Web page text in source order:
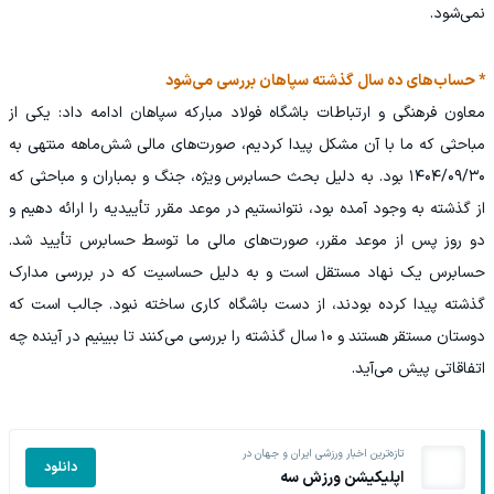
نمی‌شود.
* حساب‌های ده سال گذشته سپاهان بررسی می‌شود
معاون فرهنگی و ارتباطات باشگاه فولاد مبارکه سپاهان ادامه داد: یکی از
مباحثی که ما با آن مشکل پیدا کردیم، صورت‌های مالی شش‌ماهه منتهی به
۱۴۰۴/۰۹/۳۰ بود. به دلیل بحث حسابرس ویژه، جنگ و بمباران و مباحثی که
از گذشته به وجود آمده بود، نتوانستیم در موعد مقرر تأییدیه را ارائه دهیم و
دو روز پس از موعد مقرر، صورت‌های مالی ما توسط حسابرس تأیید شد.
حسابرس یک نهاد مستقل است و به دلیل حساسیت که در بررسی مدارک
گذشته پیدا کرده بودند، از دست باشگاه کاری ساخته نبود. جالب است که
دوستان مستقر هستند و ۱۰ سال گذشته را بررسی می‌کنند تا ببینیم در آینده چه
اتفاقاتی پیش می‌آید.
تازه‌ترین اخبار ورزشی ایران و جهان در
اپلیکیشن ورزش سه دانلود